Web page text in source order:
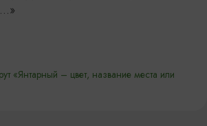
«Янтарный – цвет, название места или